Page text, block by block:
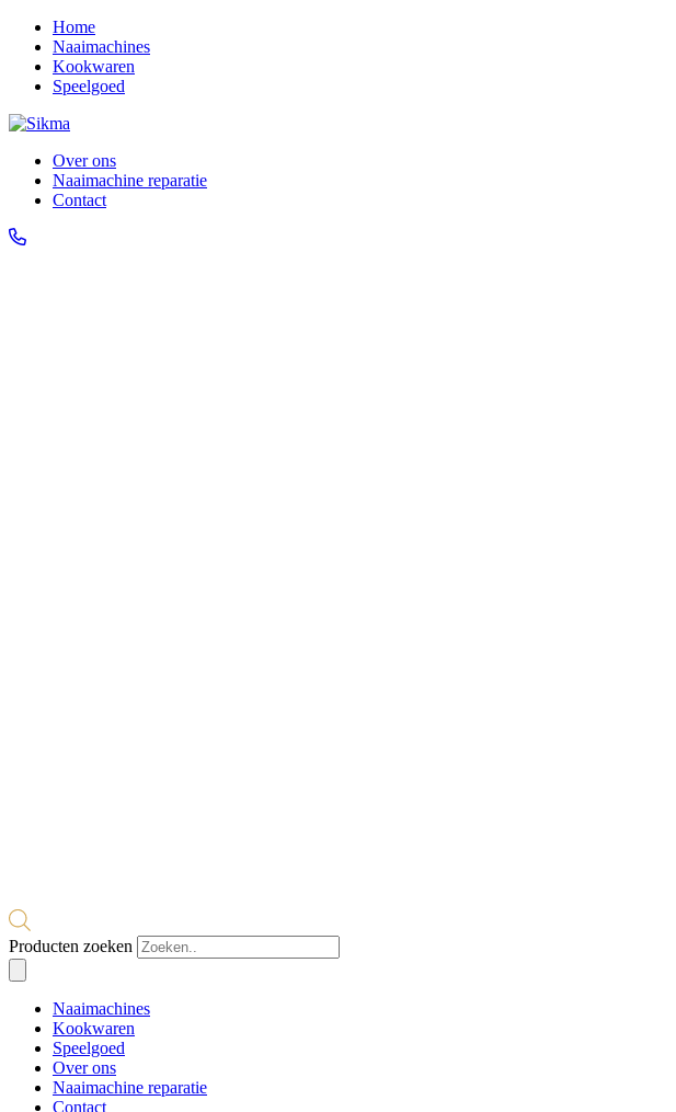
Home
Naaimachines
Kookwaren
Speelgoed
Over ons
Naaimachine reparatie
Contact
Producten zoeken
Naaimachines
Kookwaren
Speelgoed
Over ons
Naaimachine reparatie
Contact